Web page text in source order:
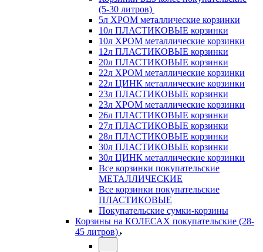
(5-30 литров)
5л ХРОМ металлические корзинки
10л ПЛАСТИКОВЫЕ корзинки
10л ХРОМ металлические корзинки
12л ПЛАСТИКОВЫЕ корзинки
20л ПЛАСТИКОВЫЕ корзинки
22л ХРОМ металлические корзинки
22л ЦИНК металлические корзинки
23л ПЛАСТИКОВЫЕ корзинки
23л ХРОМ металлические корзинки
26л ПЛАСТИКОВЫЕ корзинки
27л ПЛАСТИКОВЫЕ корзинки
28л ПЛАСТИКОВЫЕ корзинки
30л ПЛАСТИКОВЫЕ корзинки
30л ЦИНК металлические корзинки
Все корзинки покупательские
МЕТАЛЛИЧЕСКИЕ
Все корзинки покупательские
ПЛАСТИКОВЫЕ
Покупательские сумки-корзины
Корзины на КОЛЕСАХ покупательские (28-
45 литров)